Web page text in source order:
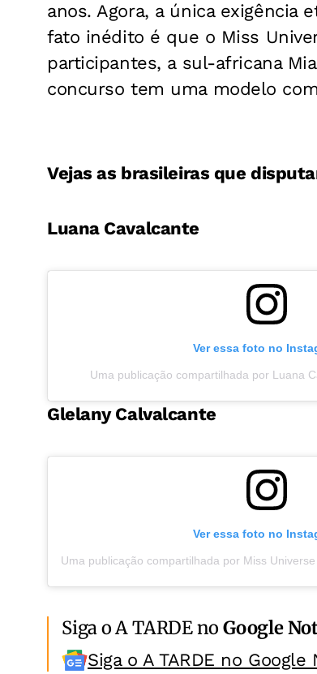
anos. Agora, a única exigência
fato inédito é que o Miss
participantes, a sul-africana
concurso tem uma modelo
Vejas as brasileiras que
Luana Cavalcante
Ver essa foto no
Uma publicação compartilhada por Luana
Glelany Calvalcante
Ver essa foto no
Siga o A TARDE noGoogle
Siga o A TARDE no Google